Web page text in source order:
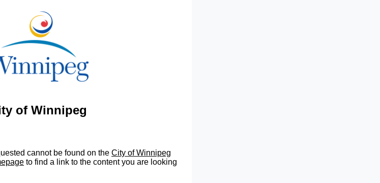
of Winnipeg
cannot be found on the City of Winnipeg
to find a link to the content you are looking